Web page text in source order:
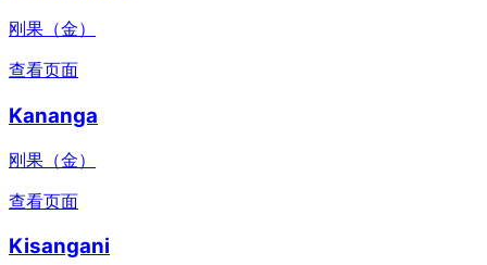
刚果（金）
查看页面
Kananga
刚果（金）
查看页面
Kisangani